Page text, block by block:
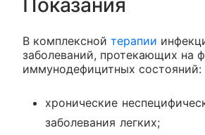
Показания
В комплексной терапии
заболеваний, протекающих на
иммунодефицитных состояний:
хронические
заболевания легких;